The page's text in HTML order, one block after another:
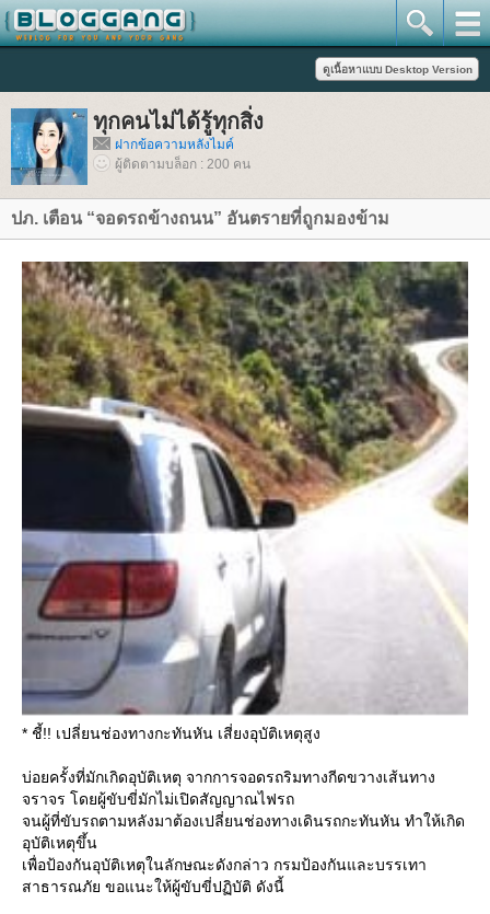
ทุกคนไม่ได้รู้ทุกสิ่ง
ฝากข้อความหลังไมค์
ผู้ติดตามบล็อก : 200 คน
ปภ. เตือน “จอดรถข้างถนน” อันตรายที่ถูกมองข้าม
* ชี้!! เปลี่ยนช่องทางกะทันหัน เสี่ยงอุบัติเหตุสูง
บ่อยครั้งที่มักเกิดอุบัติเหตุ จากการจอดรถริมทางกีดขวางเส้นทาง
จราจร โดยผู้ขับขี่มักไม่เปิดสัญญาณไฟรถ
จนผู้ที่ขับรถตามหลังมาต้องเปลี่ยนช่องทางเดินรถกะทันหัน ทำให้เกิด
อุบัติเหตุขึ้น
เพื่อป้องกันอุบัติเหตุในลักษณะดังกล่าว กรมป้องกันและบรรเทา
สาธารณภัย ขอแนะให้ผู้ขับขี่ปฏิบัติ ดังนี้